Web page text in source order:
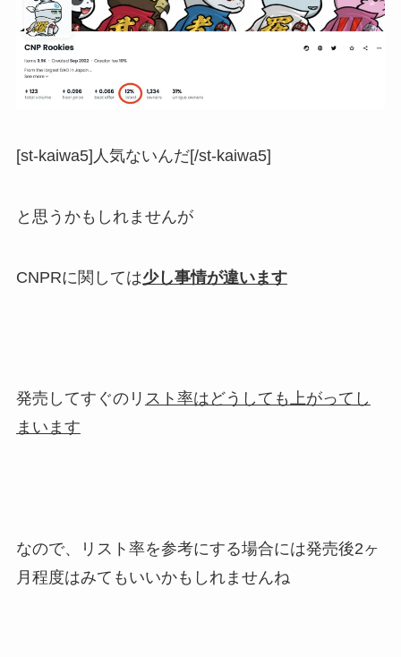
[st-kaiwa5]人気ないんだ[/st-kaiwa5]
と思うかもしれませんが
CNPRに関しては少し事情が違います
発売してすぐのリ スト率はどうしても上がってし
まいます
なので、リスト率を参考にする場合には発売後2ヶ
月程度はみてもいいかもしれませんね